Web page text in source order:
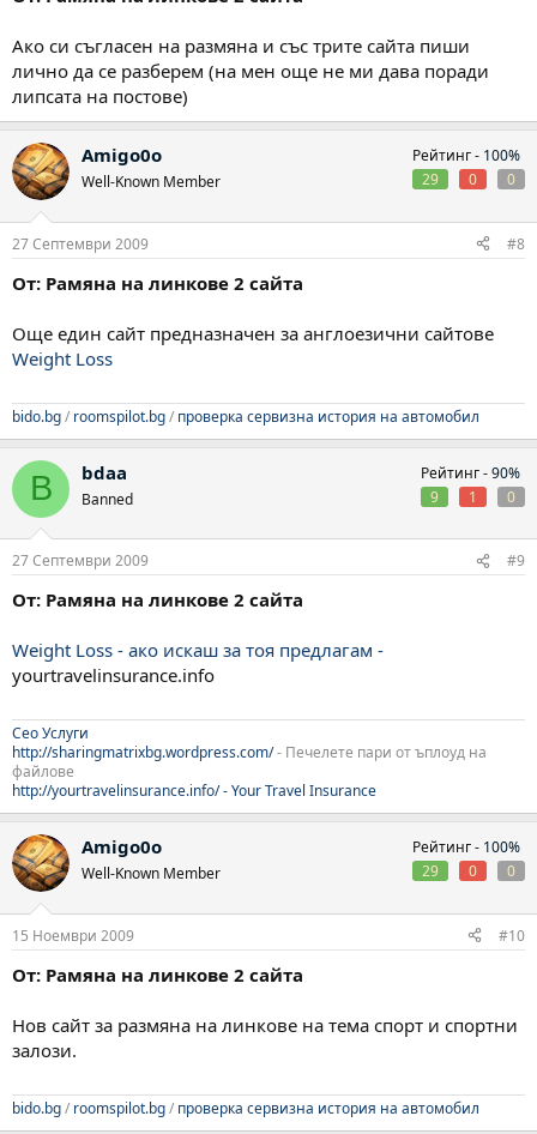
Ако си съгласен на размяна и със трите сайта пиши
лично да се разберем (на мен още не ми дава поради
липсата на постове)
Amigo0o
Well-Known Member
Рейтинг - 100%
29
0 0
27 Септември 2009 #8
От: Рамяна на линкове 2 сайта
Още един сайт предназначен за англоезични сайтове
Weight Loss
bido.bg/ roomspilot.bg/ проверка сервизна история на автомобил
B bdaa
Banned
Рейтинг -90%
9
1 0
27 Септември 2009 #9
От: Рамяна на линкове 2 сайта
Weight Loss - ако искаш за тоя предлагам -
yourtravelinsurance.info
Сео Услуги
http://sharingmatrixbg.wordpress.com/- Печелете пари от ъплоуд на
файлове
http://yourtravelinsurance.info/ - Your Travel Insurance
Amigo0o
Well-Known Member
Рейтинг - 100%
29
0 0
15 Ноември 2009 #10
От: Рамяна на линкове 2 сайта
Нов сайт за размяна на линкове на тема спорт и спортни
залози.
bido.bg/ roomspilot.bg/ проверка сервизна история на автомобил